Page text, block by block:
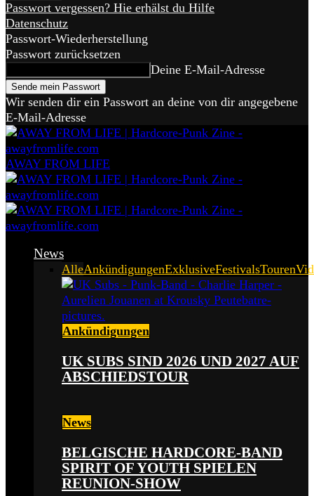
Passwort vergessen? Hie erhälst du Hilfe
Datenschutz
Passwort-Wiederherstellung
Passwort zurücksetzen
Deine E-Mail-Adresse
Wir senden dir ein Passwort an deine von dir angegebene
E-Mail-Adresse
AWAY FROM LIFE
News
AlleAnkündigungenExklusiveFestivalsTouren
Ankündigungen
UK SUBS SIND 2026 UND 2027 AUF
ABSCHIEDSTOUR
News
BELGISCHE HARDCORE-BAND
SPIRIT OF YOUTH SPIELEN
REUNION-SHOW